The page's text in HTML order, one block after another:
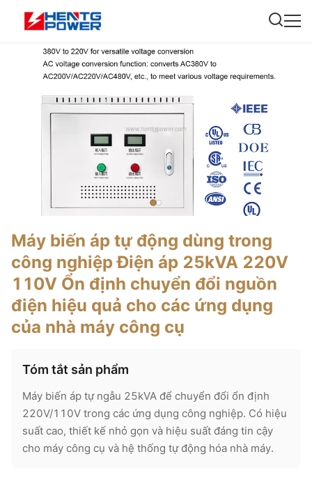
Máy biến áp tự động dùng trong
công nghiệp Điện áp 25kVA 220V
110V Ổn định chuyển đổi nguồn
điện hiệu quả cho các ứng dụng
của nhà máy công cụ
Tóm tắt sản phẩm
Máy biến áp tự ngẫu 25kVA để chuyển đổi ổn định
220V/110V trong các ứng dụng công nghiệp. Có hiệu
suất cao, thiết kế nhỏ gọn và hiệu suất đáng tin cậy
cho máy công cụ và hệ thống tự động hóa nhà máy.